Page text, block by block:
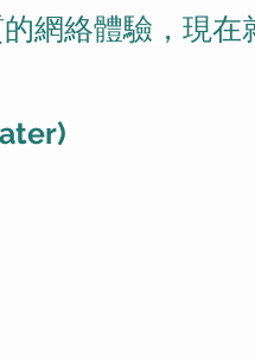
網絡體驗，現在